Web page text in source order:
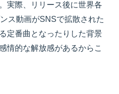
実際、リリース後に世界各
ス動画がSNSで拡散された
定番曲となったりした背景
情的な解放感があるからこ